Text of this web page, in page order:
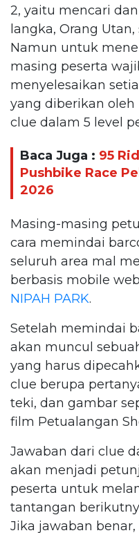
2, yaitu mencari
langka, Orang
Namun untuk
masing peserta
menyelesaikan
yang diberikan oleh
clue dalam 5 level
Baca Juga : 95
Pushbike Race
2026
Masing-masing
cara memindai
seluruh area mal
berbasis mobile
NIPAH PARK.
Setelah memindai
akan muncul
yang harus
clue berupa
teki, dan gambar
film Petualangan
Jawaban dari clue
akan menjadi
peserta untuk
tantangan
Jika jawaban